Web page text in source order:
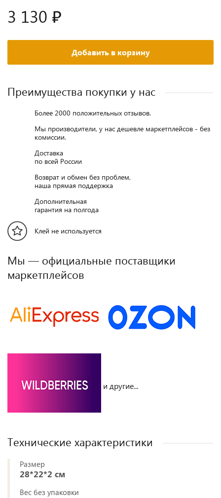
3 130 ₽
Добавить в корзину
Преимущества покупки у нас
Более 2000 положительных отзывов.
Мы производители, у нас дешевле маркетплейсов - без
комиссии.
Доставка
по всей России
Возврат и обмен без проблем,
наша прямая поддержка
Дополнительная
гарантия на полгода
Клей не используется
Мы — официальные поставщики
маркетплейсов
и другие...
Технические характеристики
Размер
28*22*2 см
Вес без упаковки